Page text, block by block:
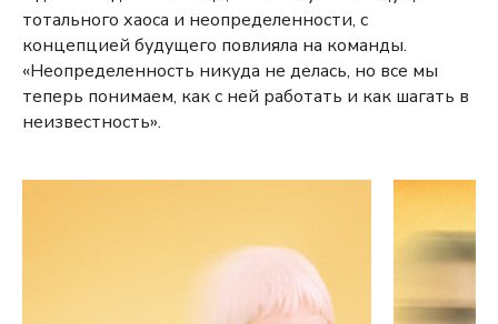
тотального хаоса и неопределенности, с
концепцией будущего повлияла на команды.
«Неопределенность никуда не делась, но все мы
теперь понимаем, как с ней работать и как шагать в
неизвестность».